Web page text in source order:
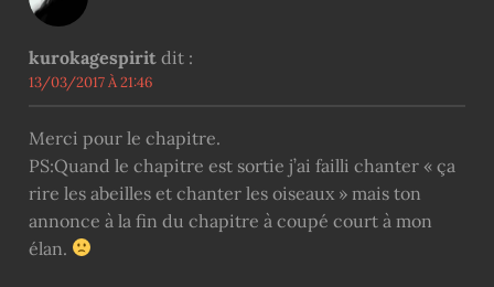
kurokagespirit dit :
13/03/2017 À 21:46
Merci pour le chapitre.
PS:Quand le chapitre est sortie j’ai failli chanter « ça
rire les abeilles et chanter les oiseaux » mais ton
annonce à la fin du chapitre à coupé court à mon
élan.